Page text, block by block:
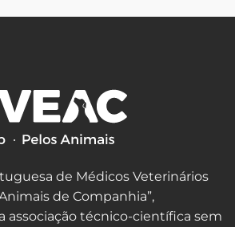
de Médicos Veterinários
de Companhia”,
associação técnico-científica sem